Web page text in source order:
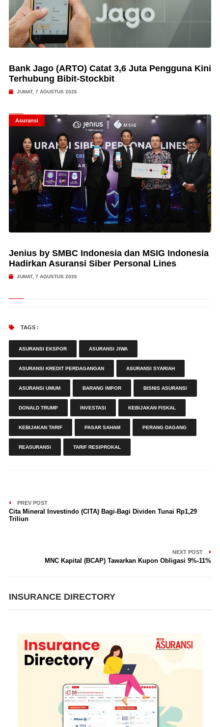
Bank Jago (ARTO) Catat 3,6 Juta Pengguna Kini
Terhubung Bibit-Stockbit
JUMAT, 7 AGUSTUS 2026
Asuransi
Jenius by SMBC Indonesia dan MSIG Indonesia
Hadirkan Asuransi Siber Personal Lines
JUMAT, 7 AGUSTUS 2026
TAGS :
ASURANSI EKSPOR ASURANSI JIWA
ASURANSI KREDIT PERDAGANGAN ASURANSI SYARIAH
ASURANSI UMUM BARANG IMPOR BISNIS ASURANSI
DONALD TRUMP INVESTASI KEBIJAKAN FISKAL
KEBIJAKAN TARIF PASAR SAHAM PERANG DAGANG
REASURANSI TARIF RESIPROKAL
PREV POST
Cita Mineral Investindo (CITA) Bagi-Bagi Dividen Tunai Rp1,29
Triliun
NEXT POST
MNC Kapital (BCAP) Tawarkan Kupon Obligasi 9%-11%
INSURANCE DIRECTORY